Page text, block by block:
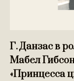
Г. Данзас в
Мабел
«Принцесса